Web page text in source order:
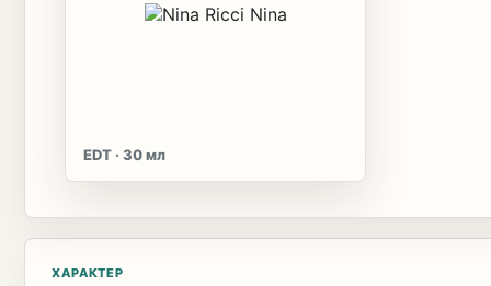
EDT · 30 мл
ХАРАКТЕР